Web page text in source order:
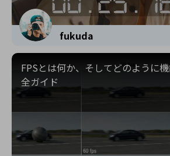
fukuda
FPSとは何か、そしてどのように
全ガイド